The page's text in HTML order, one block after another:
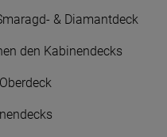
& Diamantdeck
den Kabinendecks